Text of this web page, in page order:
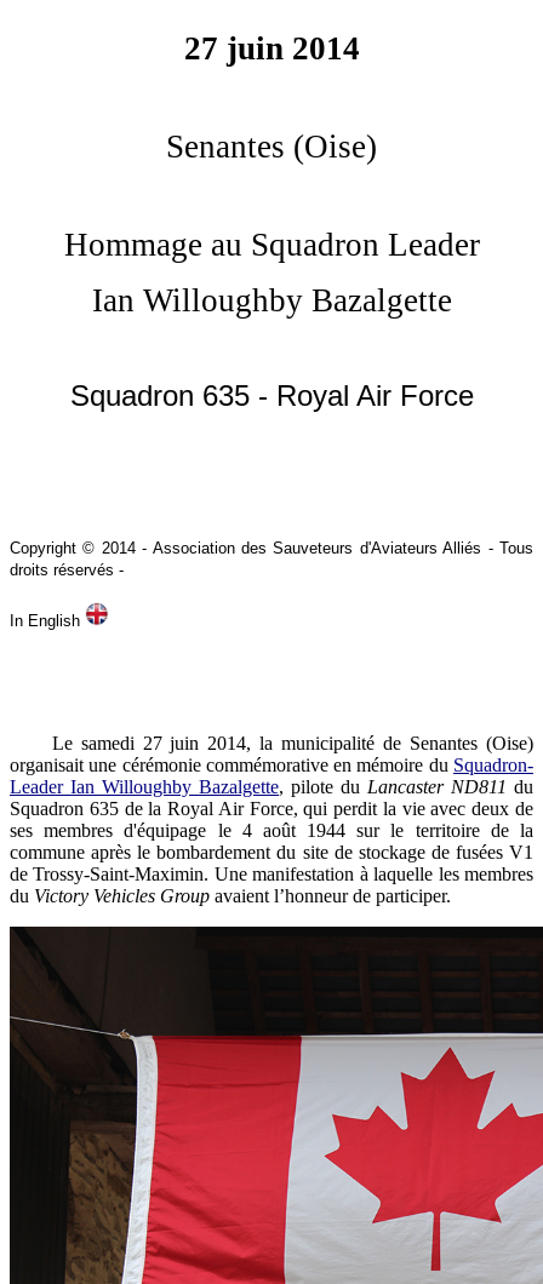
27 juin 2014
Senantes (Oise)
Hommage au Squadron Leader
Ian Willoughby Bazalgette
Squadron 635 - Royal Air Force
Copyright © 2014 - Association des Sauveteurs d'Aviateurs Alliés - Tous
droits réservés -
In English
Le samedi 27 juin 2014, la municipalité de Senantes (Oise)
organisait une cérémonie commémorative en mémoire du Squadron-
Leader Ian Willoughby Bazalgette, pilote du Lancaster ND811 du
Squadron 635 de la Royal Air Force, qui perdit la vie avec deux de
ses membres d'équipage le 4 août 1944 sur le territoire de la
commune après le bombardement du site de stockage de fusées V1
de Trossy-Saint-Maximin. Une manifestation à laquelle les membres
du Victory Vehicles Group avaient l’honneur de participer.